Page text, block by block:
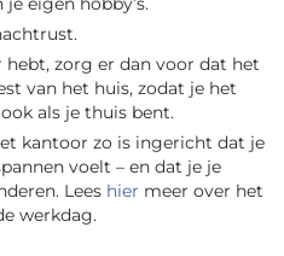
zorg er dan voor dat het
van het huis, zodat je het
als je thuis bent.
kantoor zo is ingericht dat je
voelt – en dat je je
Lees hier meer over het
werkdag.